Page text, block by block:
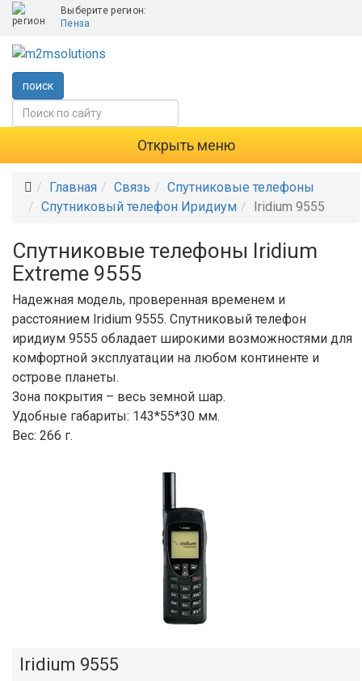
Выберите регион:
Пенза
поиск
Открыть меню
Главная Связь
Спутниковые телефоны
Спутниковый телефон Иридиум
Iridium 9555
Спутниковые телефоны Iridium
Extreme 9555
Надежная модель, проверенная временем и
расстоянием Iridium 9555. Спутниковый телефон
иридиум 9555 обладает широкими возможностями для
комфортной эксплуатации на любом континенте и
острове планеты.
Зона покрытия – весь земной шар.
Удобные габариты: 143*55*30 мм.
Вес: 266 г.
Iridium 9555